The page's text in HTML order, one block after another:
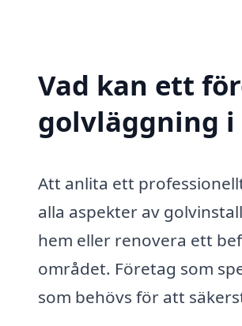
Vad kan ett
golvläggning
Att anlita ett
alla aspekter av
hem eller renovera ett
området. Företag som
som behövs för att